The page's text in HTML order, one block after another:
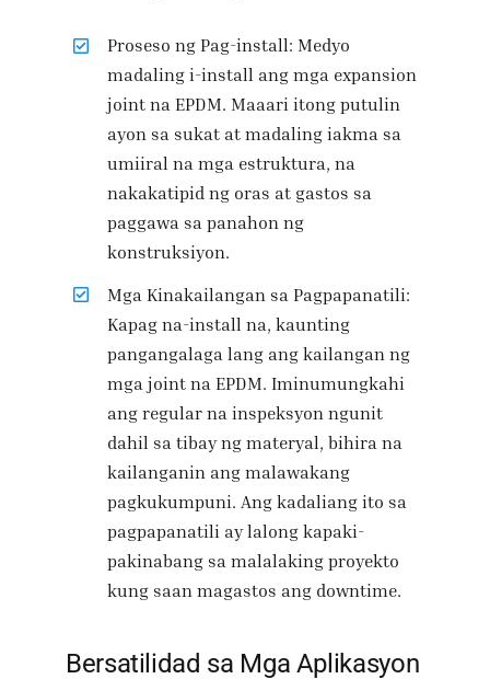
Proseso ng Pag-install: Medyo
madaling i-install ang mga expansion
joint na EPDM. Maaari itong putulin
ayon sa sukat at madaling iakma sa
umiiral na mga estruktura, na
nakakatipid ng oras at gastos sa
paggawa sa panahon ng
konstruksiyon.
Mga Kinakailangan sa Pagpapanatili:
Kapag na-install na, kaunting
pangangalaga lang ang kailangan ng
mga joint na EPDM. Iminumungkahi
ang regular na inspeksyon ngunit
dahil sa tibay ng materyal, bihira na
kailanganin ang malawakang
pagkukumpuni. Ang kadaliang ito sa
pagpapanatili ay lalong kapaki-
pakinabang sa malalaking proyekto
kung saan magastos ang downtime.
Bersatilidad sa Mga Aplikasyon